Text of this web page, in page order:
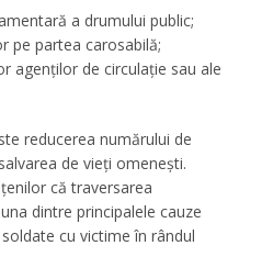
a drumului public;
pe partea carosabilă;
agenților de circulație sau ale
reducerea numărului de
de vieți omenești.
că traversarea
dintre principalele cauze
cu victime în rândul